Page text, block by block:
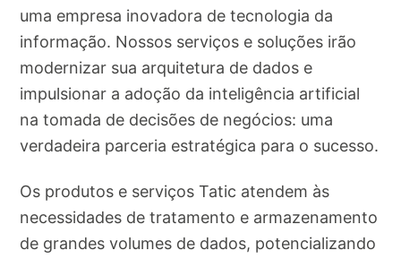
uma empresa inovadora de tecnologia da
informação. Nossos serviços e soluções irão
modernizar sua arquitetura de dados e
impulsionar a adoção da inteligência artificial
na tomada de decisões de negócios: uma
verdadeira parceria estratégica para o sucesso.
Os produtos e serviços Tatic atendem às
necessidades de tratamento e armazenamento
de grandes volumes de dados, potencializando